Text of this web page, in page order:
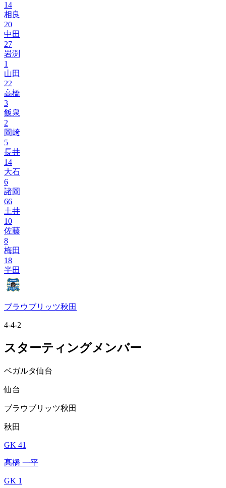
14
相良
20
中田
27
岩渕
1
山田
22
高橋
3
飯泉
2
岡﨑
5
長井
14
大石
6
諸岡
66
土井
10
佐藤
8
梅田
18
半田
ブラウブリッツ秋田
4-4-2
スターティングメンバー
ベガルタ仙台
仙台
ブラウブリッツ秋田
秋田
GK 41
髙橋 一平
GK 1